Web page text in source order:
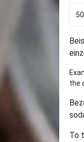
the
To